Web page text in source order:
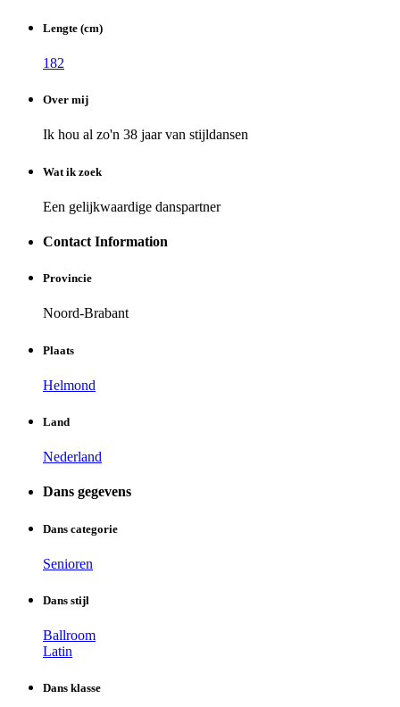
Lengte (cm)
182
Over mij
Ik hou al zo'n 38 jaar van stijldansen
Wat ik zoek
Een gelijkwaardige danspartner
Contact Information
Provincie
Noord-Brabant
Plaats
Helmond
Land
Nederland
Dans gegevens
Dans categorie
Senioren
Dans stijl
Ballroom
Latin
Dans klasse